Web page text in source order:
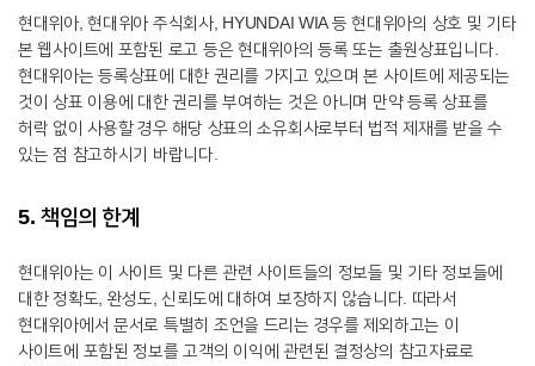
현대위아, 현대위아 주식회사, HYUNDAI WIA 등 현대위아의 상호 및 기타
본 웹사이트에 포함된 로고 등은 현대위아의 등록 또는 출원상표입니다.
현대위아는 등록상표에 대한 권리를 가지고 있으며 본 사이트에 제공되는
것이 상표 이용에 대한 권리를 부여하는 것은 아니며 만약 등록 상표를
허락 없이 사용할 경우 해당 상표의 소유회사로부터 법적 제재를 받을 수
있는 점 참고하시기 바랍니다.
5. 책임의 한계
현대위아는 이 사이트 및 다른 관련 사이트들의 정보들 및 기타 정보들에
대한 정확도, 완성도, 신뢰도에 대하여 보장하지 않습니다. 따라서
현대위아에서 문서로 특별히 조언을 드리는 경우를 제외하고는 이
사이트에 포함된 정보를 고객의 이익에 관련된 결정상의 참고자료로